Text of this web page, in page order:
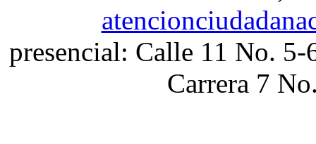
presencial: Calle 11 No.
Carrera 7